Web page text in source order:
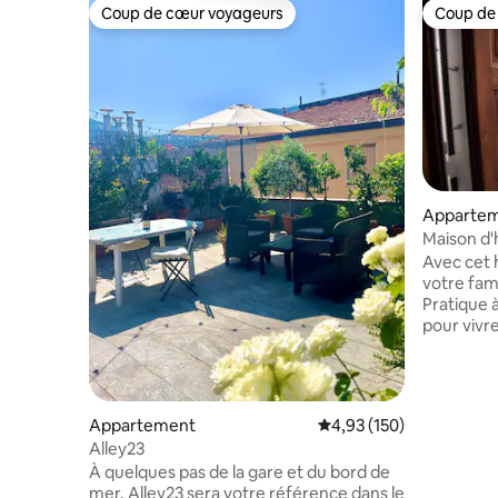
Coup de cœur voyageurs
Coup de cœur voyageurs
Appartement Évaluation moyenne
4,93 (150)
Alley23
À quelques pas de la gare et du bord de
mer, Alley23 sera votre référence dans le
Coup
Coup
Maison
Avec cet
votre
Pratique
pour